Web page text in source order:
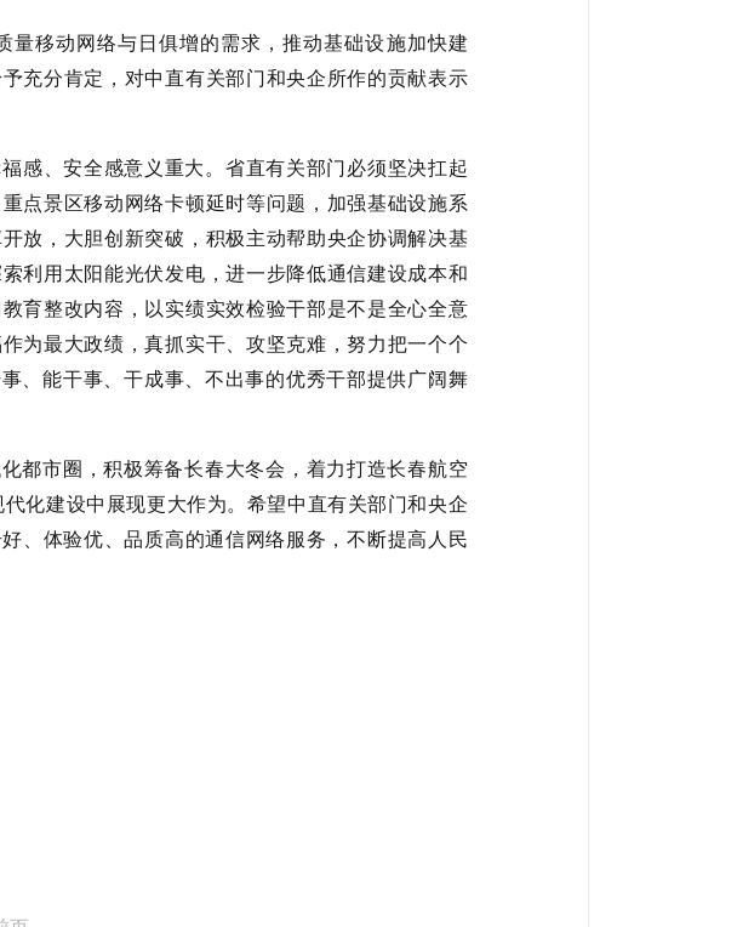
移动网络与日俱增的需求，推动基础设施加快建
充分肯定，对中直有关部门和央企所作的贡献表示
感、安全感意义重大。省直有关部门必须坚决扛起
点景区移动网络卡顿延时等问题，加强基础设施系
放，大胆创新突破，积极主动帮助央企协调解决基
利用太阳能光伏发电，进一步降低通信建设成本和
育整改内容，以实绩实效检验干部是不是全心全意
为最大政绩，真抓实干、攻坚克难，努力把一个个
、能干事、干成事、不出事的优秀干部提供广阔舞
都市圈，积极筹备长春大冬会，着力打造长春航空
化建设中展现更大作为。希望中直有关部门和央企
、体验优、品质高的通信网络服务，不断提高人民